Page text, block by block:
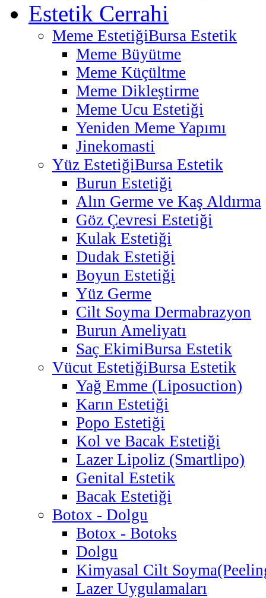
Estetik Cerrahi
Meme EstetiğiBursa Estetik
Meme Büyütme
Meme Küçültme
Meme Dikleştirme
Meme Ucu Estetiği
Yeniden Meme Yapımı
Jinekomasti
Yüz EstetiğiBursa Estetik
Burun Estetiği
Alın Germe ve Kaş Aldırma
Göz Çevresi Estetiği
Kulak Estetiği
Dudak Estetiği
Boyun Estetiği
Yüz Germe
Cilt Soyma Dermabrazyon
Burun Ameliyatı
Saç EkimiBursa Estetik
Vücut EstetiğiBursa Estetik
Yağ Emme (Liposuction)
Karın Estetiği
Popo Estetiği
Kol ve Bacak Estetiği
Lazer Lipoliz (Smartlipo)
Genital Estetik
Bacak Estetiği
Botox - Dolgu
Botox - Botoks
Dolgu
Kimyasal Cilt Soyma
Lazer Uygulamaları